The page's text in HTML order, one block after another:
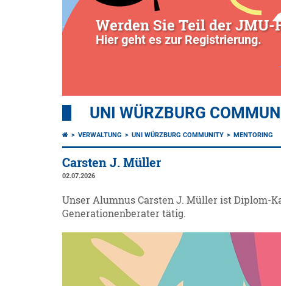
Werden Sie Teil der
Hier geht es zur Registrierung.
UNI WÜRZBURG
VERWALTUNG UNI WÜRZBURG COMMUNITY MENTORING
Carsten J. Müller
02.07.2026
Unser Alumnus Carsten J. Müller ist Diplom-
Generationenberater tätig.